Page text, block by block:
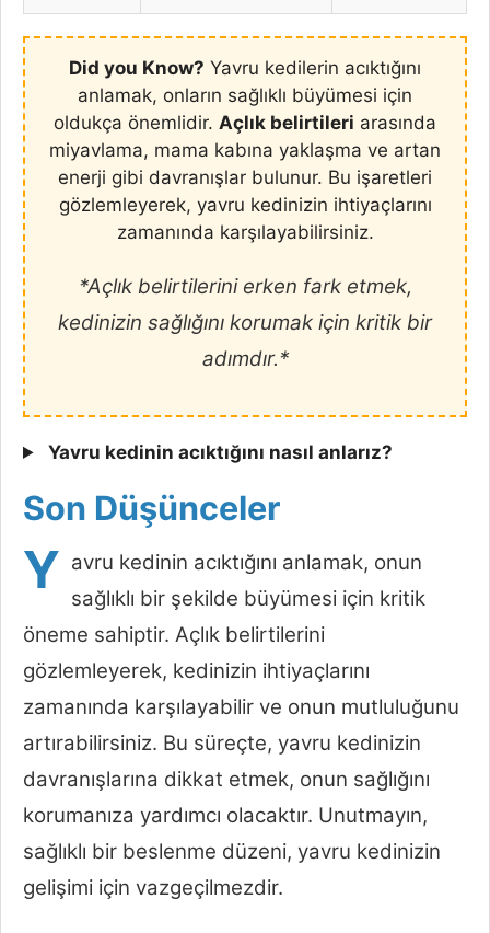
Did you Know? Yavru kedilerin acıktığını
anlamak, onların sağlıklı büyümesi için
oldukça önemlidir. Açlık belirtileri arasında
miyavlama, mama kabına yaklaşma ve artan
enerji gibi davranışlar bulunur. Bu işaretleri
gözlemleyerek, yavru kedinizin ihtiyaçlarını
zamanında karşılayabilirsiniz.
*Açlık belirtilerini erken fark etmek,
kedinizin sağlığını korumak için kritik bir
adımdır.*
Yavru kedinin acıktığını nasıl anlarız?
Son Düşünceler
Y avru kedinin acıktığını anlamak, onun
sağlıklı bir şekilde büyümesi için kritik
öneme sahiptir. Açlık belirtilerini
gözlemleyerek, kedinizin ihtiyaçlarını
zamanında karşılayabilir ve onun mutluluğunu
artırabilirsiniz. Bu süreçte, yavru kedinizin
davranışlarına dikkat etmek, onun sağlığını
korumanıza yardımcı olacaktır. Unutmayın,
sağlıklı bir beslenme düzeni, yavru kedinizin
gelişimi için vazgeçilmezdir.